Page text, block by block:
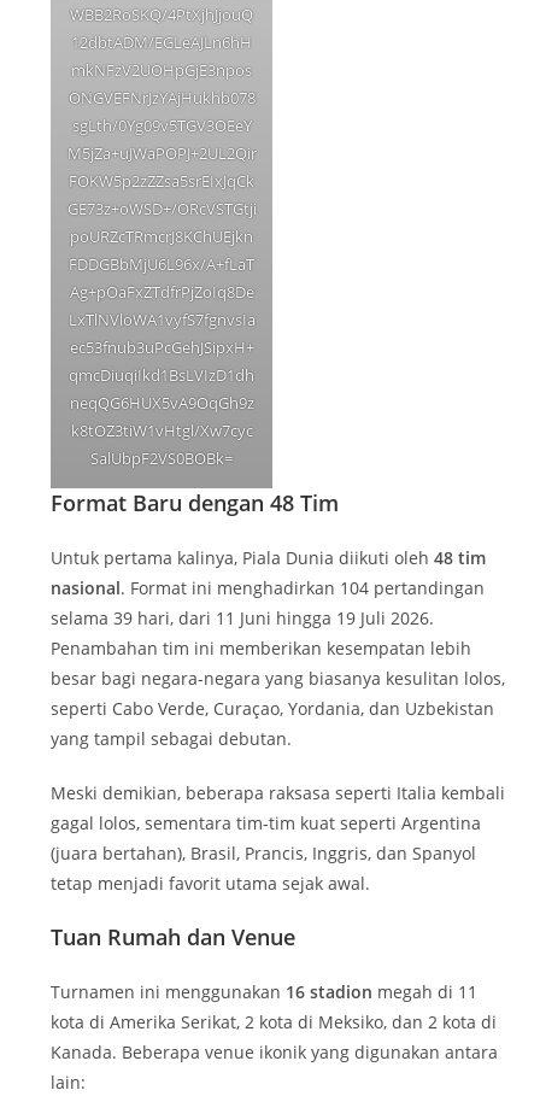
WBB2RoSKQ/4PtXjhJjouQ
12dbtADM/EGLeAJLn6hH
mkNFzV2UOHpGjE3npos
ONGVEFNrJzYAjHukhb078
sgLth/0Yg09v5TGV3OEeY
M5jZa+uJWaPOPJ+2UL2Qir
FOKW5p2zZZsa5srEIxJqCk
GE73z+oWSD+/ORcVSTGtji
poURZcTRmcrJ8KChUEjkn
FDDGBbMjU6L96x/A+fLaT
Ag+pOaFxZTdfrPjZoIq8De
LxTlNVloWA1vyfS7fgnvsIa
ec53fnub3uPcGehJSipxH+
qmcDiuqiIkd1BsLVIzD1dh
neqQG6HUX5vA9OqGh9z
k8tOZ3tiW1vHtgl/Xw7cyc
SalUbpF2VS0BOBk=
Format Baru dengan 48 Tim
Untuk pertama kalinya, Piala Dunia diikuti oleh48 tim
nasional. Format ini menghadirkan 104 pertandingan
selama 39 hari, dari 11 Juni hingga 19 Juli 2026.
Penambahan tim ini memberikan kesempatan lebih
besar bagi negara-negara yang biasanya kesulitan lolos,
seperti Cabo Verde, Curaçao, Yordania, dan Uzbekistan
yang tampil sebagai debutan.
Meski demikian, beberapa raksasa seperti Italia kembali
gagal lolos, sementara tim-tim kuat seperti Argentina
(juara bertahan), Brasil, Prancis, Inggris, dan Spanyol
tetap menjadi favorit utama sejak awal.
Tuan Rumah dan Venue
Turnamen ini menggunakan 16 stadion megah di 11
kota di Amerika Serikat, 2 kota di Meksiko, dan 2 kota di
Kanada. Beberapa venue ikonik yang digunakan antara
lain: